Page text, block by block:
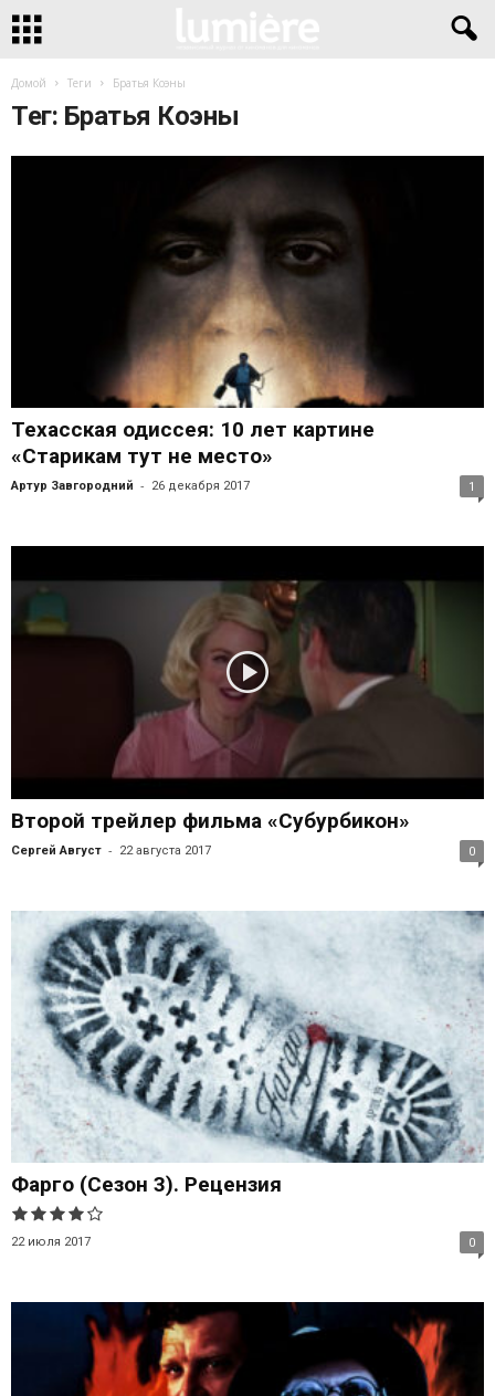
Домой Теги Братья Коэны
Тег: Братья Коэны
Техасская одиссея: 10 лет картине
«Старикам тут не место»
Артур Завгородний - 26 декабря 2017 1
Второй трейлер фильма «Субурбикон»
Сергей Август - 22 августа 2017 0
Фарго (Сезон 3). Рецензия
22 июля 2017 0